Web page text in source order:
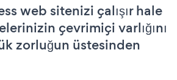
web sitenizi çalışır hale
çevrimiçi varlığını
zorluğun üstesinden